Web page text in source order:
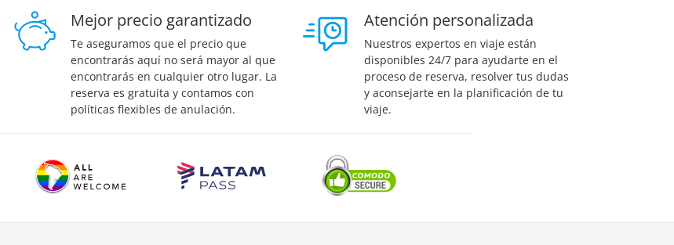
Mejor precio garantizado
Te aseguramos que el precio que
encontrarás aquí no será mayor al que
encontrarás en cualquier otro lugar. La
reserva es gratuita y contamos con
políticas flexibles de anulación.
Atención personalizada
Nuestros expertos en viaje están
disponibles 24/7 para ayudarte en el
proceso de reserva, resolver tus dudas
y aconsejarte en la planificación de tu
viaje.